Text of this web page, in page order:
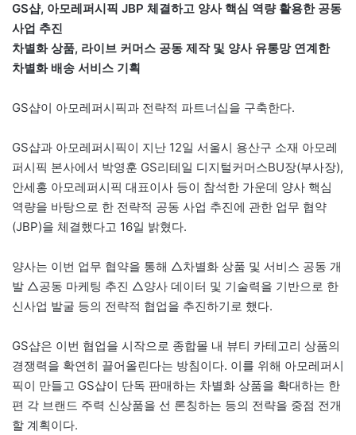
GS샵, 아모레퍼시픽 JBP 체결하고 양사 핵심 역량 활용한 공동
사업 추진
차별화 상품, 라이브 커머스 공동 제작 및 양사 유통망 연계한
차별화 배송 서비스 기획
GS샵이 아모레퍼시픽과 전략적 파트너십을 구축한다.
GS샵과 아모레퍼시픽이 지난 12일 서울시 용산구 소재 아모레
퍼시픽 본사에서 박영훈 GS리테일 디지털커머스BU장(부사장),
안세홍 아모레퍼시픽 대표이사 등이 참석한 가운데 양사 핵심
역량을 바탕으로 한 전략적 공동 사업 추진에 관한 업무 협약
(JBP)을 체결했다고 16일 밝혔다.
양사는 이번 업무 협약을 통해 △차별화 상품 및 서비스 공동 개
발 △공동 마케팅 추진 △양사 데이터 및 기술력을 기반으로 한
신사업 발굴 등의 전략적 협업을 추진하기로 했다.
GS샵은 이번 협업을 시작으로 종합몰 내 뷰티 카테고리 상품의
경쟁력을 확연히 끌어올린다는 방침이다. 이를 위해 아모레퍼시
픽이 만들고 GS샵이 단독 판매하는 차별화 상품을 확대하는 한
편 각 브랜드 주력 신상품을 선 론칭하는 등의 전략을 중점 전개
할 계획이다.